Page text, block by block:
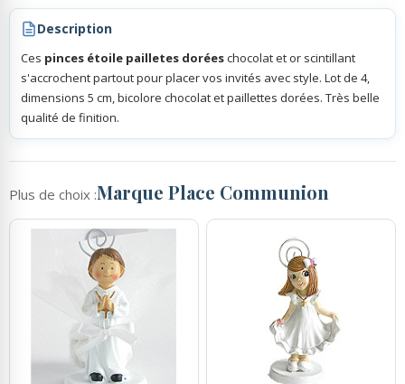
Description
Ces pinces étoile pailletes doréeschocolat et or scintillant
s'accrochent partout pour placer vos invités avec style. Lot de 4,
dimensions 5 cm, bicolore chocolat et paillettes dorées. Très belle
qualité de finition.
Plus de choix :Marque Place Communion